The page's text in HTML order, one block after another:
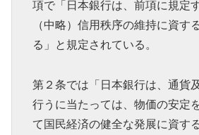
項で「日本銀行は、前項に規定
（中略）信用秩序の維持に資す
る」と規定されている。
第２条では「日本銀行は、通貨
行うに当たっては、物価の安定
て国民経済の健全な発展に資す